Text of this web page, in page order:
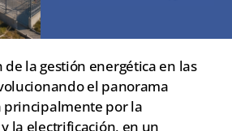
la gestión energética en las
el panorama
por la
la electrificación, en un